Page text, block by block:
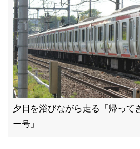
夕日を浴びながら走る「帰って
ー号」